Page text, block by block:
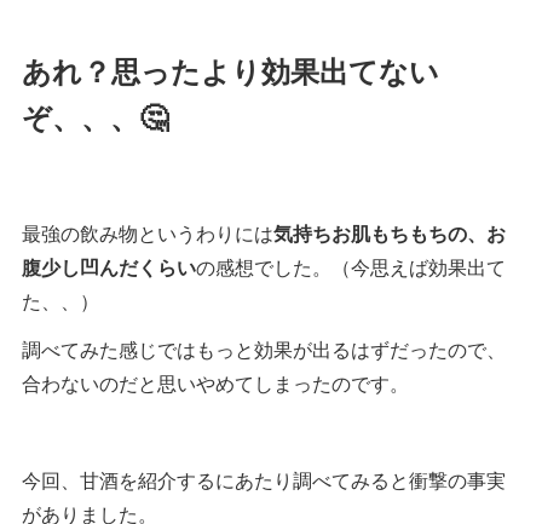
あれ？思ったより効果出てない
ぞ、、、🤔
最強の飲み物というわりには気持ちお肌もちもちの、お
腹少し凹んだくらいの感想でした。（今思えば効果出て
た、、）
調べてみた感じではもっと効果が出るはずだったので、
合わないのだと思いやめてしまったのです。
今回、甘酒を紹介するにあたり調べてみると衝撃の事実
がありました。